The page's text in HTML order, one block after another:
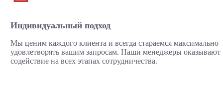
Индивидуальный подход
Мы ценим каждого клиента и всегда стараемся максимально
удовлетворять вашим запросам. Наши менеджеры оказывают
содействие на всех этапах сотрудничества.